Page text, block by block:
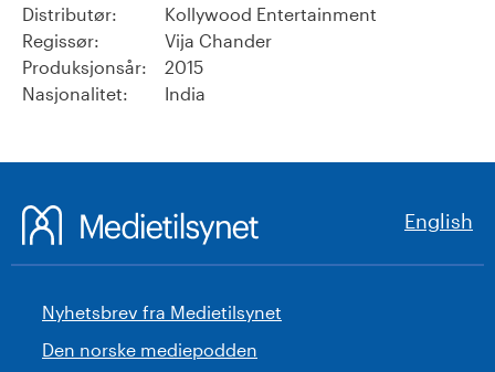
Distributør:
Kollywood Entertainment
Regissør:
Vija Chander
Produksjonsår:
2015
Nasjonalitet:
India
English
Nyhetsbrev fra Medietilsynet
Den norske mediepodden